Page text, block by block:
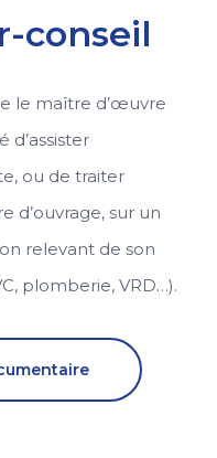
conseil
le maître d’œuvre
d’assister
ou de traiter
d’ouvrage, sur un
relevant de son
plomberie, VRD…).